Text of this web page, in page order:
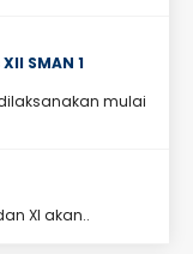
SMAN 1
mulai
XI akan..